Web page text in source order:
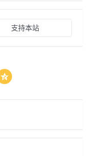
支持本站
